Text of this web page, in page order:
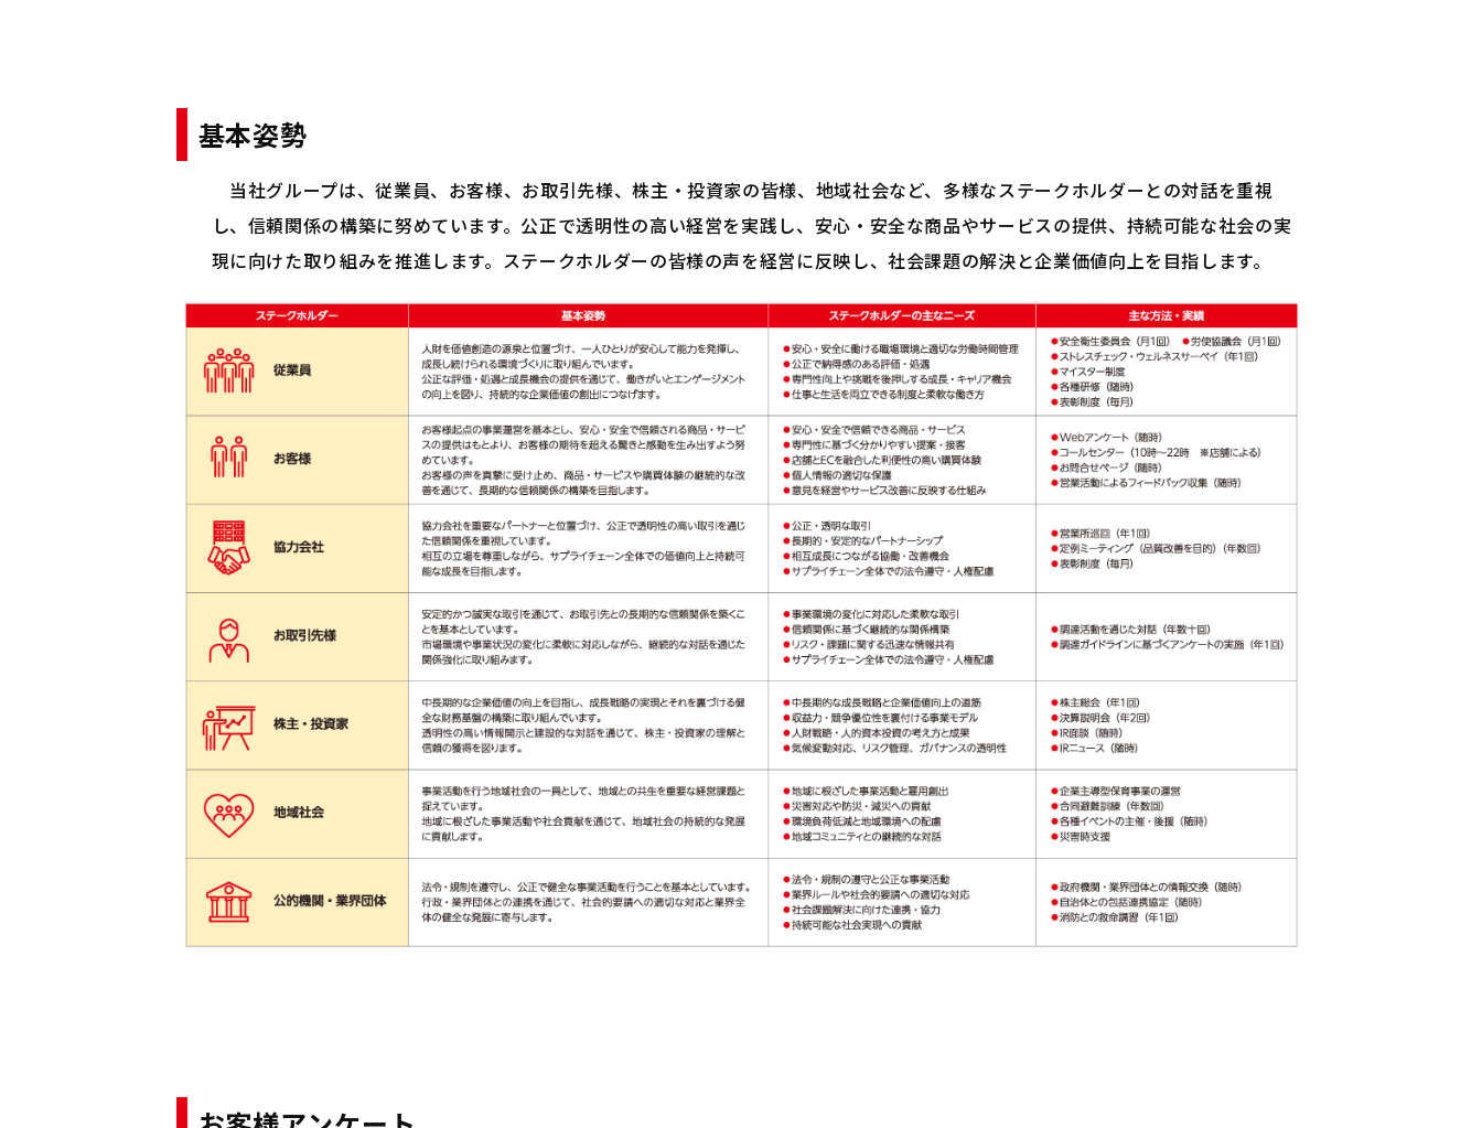
基本姿勢
当社グループは、従業員、お客様、お取引先様、株主・投資家の皆様、地域社会など、多様なステークホルダーとの対話を重視
し、信頼関係の構築に努めています。公正で透明性の高い経営を実践し、安心・安全な商品やサービスの提供、持続可能な社会の実
現に向けた取り組みを推進します。ステークホルダーの皆様の声を経営に反映し、社会課題の解決と企業価値向上を目指します。